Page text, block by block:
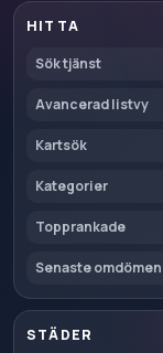
HITTA
Sök tjänst
Avancerad listvy
Kartsök
Kategorier
Topprankade
Senaste omdömen
STÄDER